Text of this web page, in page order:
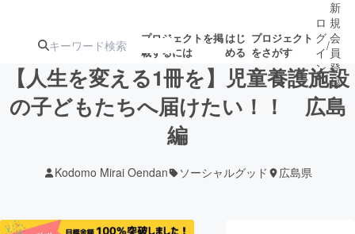
プロジェクトを掲
載するには
はじ
める
プロジェクト
をさがす
注目の新着プロ
ロ
グ
イ
ン
/
新
規
会
員
登
録
【人生を変える1冊を】児童養護施設
の子どもたちへ届けたい！！ 広島
編
Kodomo Mirai Oendan ソーシャルグッド 広島県